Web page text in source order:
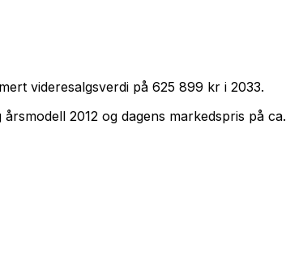
videresalgsverdi på 625 899 kr i 2033.
årsmodell 2012 og dagens markedspris på ca.